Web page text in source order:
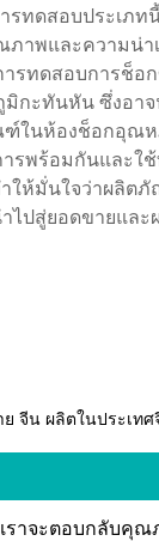
รทดสอบประเภ
าพและความน่
รทดสอบการช็
กะทันหัน ซึ่งอา
ในห้องช็อกอุณ
พร้อมกันและใ
ให้มั่นใจว่าผลิ
ไปสู่ยอดขายและ
จีน ผลิตในประเทศ
าจะตอบกลับคุณ